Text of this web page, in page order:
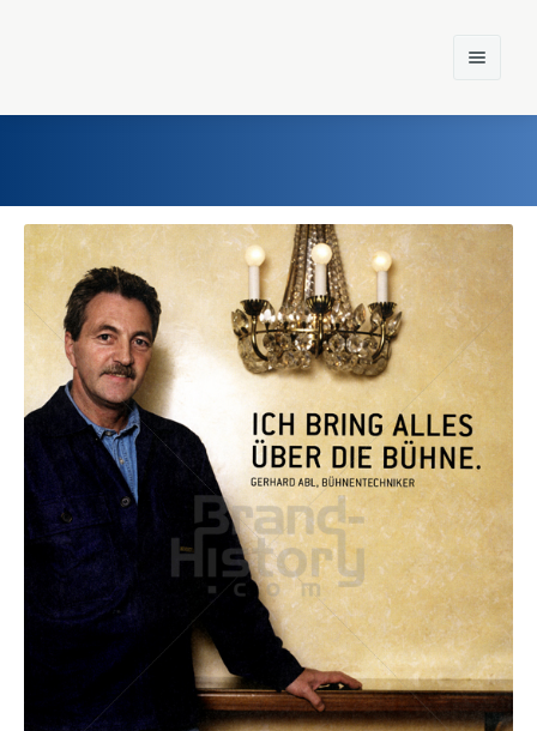
Home
Einst und Heute
Marken
Konzerne
Epoche